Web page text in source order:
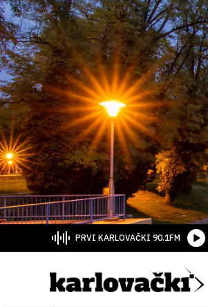
PRVI KARLOVAČKI 90.1FM